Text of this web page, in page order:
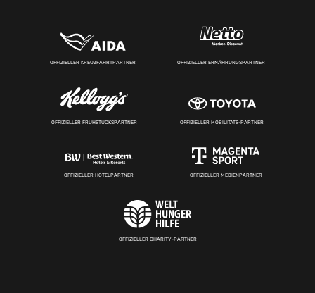
OFFIZIELLER KREUZFAHRTPARTNER OFFIZIELLER ERNÄHRUNGSPARTNER
OFFIZIELLER FRÜHSTÜCKSPARTNER OFFIZIELLER MOBILITÄTS-PARTNER
OFFIZIELLER HOTELPARTNER OFFIZIELLER MEDIENPARTNER
OFFIZIELLER CHARITY-PARTNER